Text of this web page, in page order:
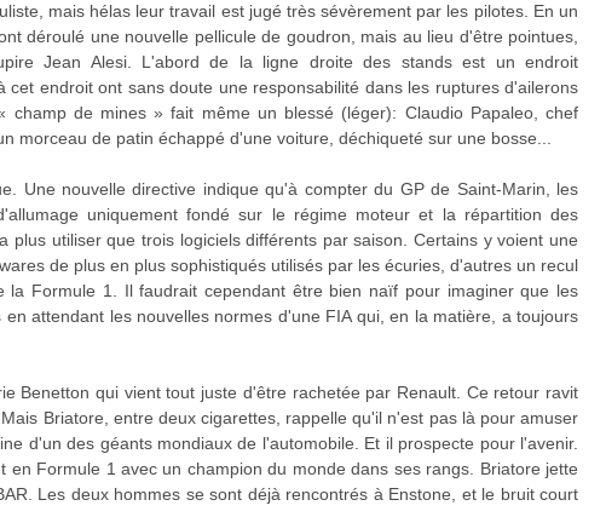
mais hélas leur travail est jugé très sévèrement par les pilotes. En un
déroulé une nouvelle pellicule de goudron, mais au lieu d'être pointues,
Jean Alesi. L'abord de la ligne droite des stands est un endroit
endroit ont sans doute une responsabilité dans les ruptures d'ailerons
de mines » fait même un blessé (léger): Claudio Papaleo, chef
morceau de patin échappé d'une voiture, déchiqueté sur une bosse...
Une nouvelle directive indique qu'à compter du GP de Saint-Marin, les
uniquement fondé sur le régime moteur et la répartition des
plus utiliser que trois logiciels différents par saison. Certains y voient une
de plus en plus sophistiqués utilisés par les écuries, d'autres un recul
la Formule 1. Il faudrait cependant être bien naïf pour imaginer que les
attendant les nouvelles normes d'une FIA qui, en la matière, a toujours
Benetton qui vient tout juste d'être rachetée par Renault. Ce retour ravit
Briatore, entre deux cigarettes, rappelle qu'il n'est pas là pour amuser
d'un des géants mondiaux de l'automobile. Et il prospecte pour l'avenir.
Formule 1 avec un champion du monde dans ses rangs. Briatore jette
Les deux hommes se sont déjà rencontrés à Enstone, et le bruit court